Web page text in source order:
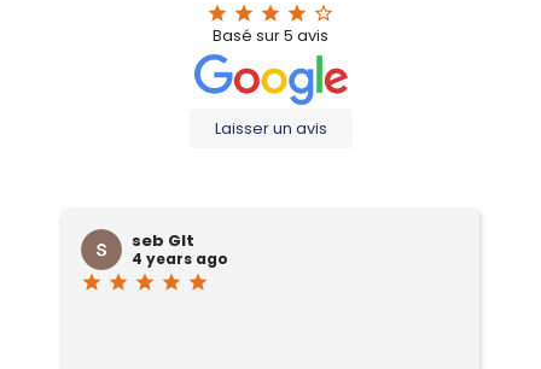
star star star star star_border
Basé sur5 avis
Laisser un avis
seb Glt
4 years ago
star star star star star